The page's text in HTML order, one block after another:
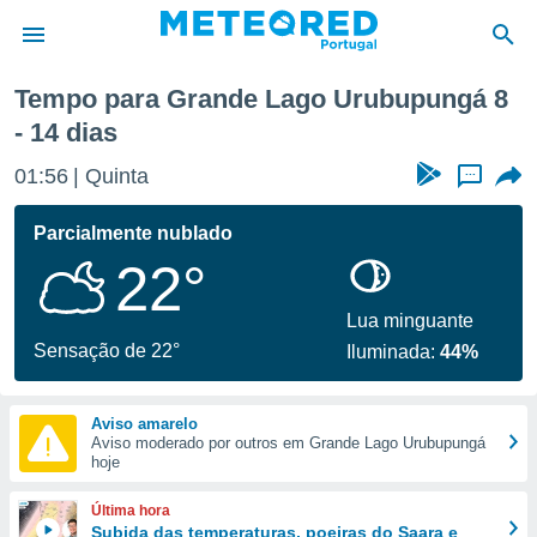
da
foi
para
fornecidas
e
digital
Tempo para Grande Lago Urubupungá 8
- 14 dias
01:56 Quinta ...
Parcialmente nublado
22°
Sensação de 22°
Lua minguante
Iluminada:44%
Aviso amarelo
Aviso moderado por outros em Grande Lago Urubupungá
hoje
Última hora
Subida das temperaturas, poeiras do Saara e